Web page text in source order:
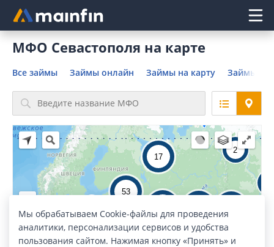
Главное меню
МФО Севастополя на карте
Все займы Займы онлайн Займы на карту Займы
53
9
220
17
107 24
2
Мы обрабатываем Cookie-файлы для проведения
аналитики, персонализации сервисов и удобства
пользования сайтом. Нажимая кнопку «Принять» и